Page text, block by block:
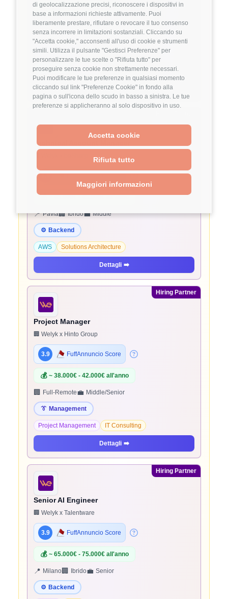
di geolocalizzazione precisi, riconoscere i dispositivi in
base a informazioni richieste attivamente. Puoi
liberamente prestare, rifiutare o revocare il tuo consenso
senza incorrere in limitazioni sostanziali. Cliccando su
"Accetta cookie," acconsenti all'uso di cookie e strumenti
simili. Utilizza il pulsante "Gestisci Preferenze" per
personalizzare le tue scelte o "Rifiuta tutto" per
proseguire senza cookie non strettamente necessari.
Puoi modificare le tue preferenze in qualsiasi momento
cliccando sul link "Preferenze Cookie" in fondo alla
pagina o sull'icona dello scudo in basso a sinistra. Le tue
preferenze si applicheranno al solo dispositivo in uso.
Accetta cookie
Rifiuta tutto
Maggiori informazioni
💰 Fino a 85.000€ all'anno
📍 Milano🏢 On-Site (fase iniziale) poi Ibrido
💼 Middle/Senior
⚙️ Backend
TypeScript Node.js
Dettagli ➡️
Technical Account Manager
3.9 FuffAnnuncio Score
💰 ~ 45.000€ - 45.000€ all'anno
📍 Pavia🏢 Ibrido💼 Middle
⚙️ Backend
AWS Solutions Architecture
Dettagli ➡️
Hiring Partner
Project Manager
🏢 Welyk x Hinto Group
3.9 FuffAnnuncio Score
💰 ~ 38.000€ - 42.000€ all'anno
🏢 Full-Remote💼 Middle/Senior
👔 Management
Project Management IT Consulting
Dettagli ➡️
Hiring Partner
Senior AI Engineer
🏢 Welyk x Talentware
3.9 FuffAnnuncio Score
💰 ~ 65.000€ - 75.000€ all'anno
📍 Milano🏢 Ibrido💼 Senior
⚙️ Backend